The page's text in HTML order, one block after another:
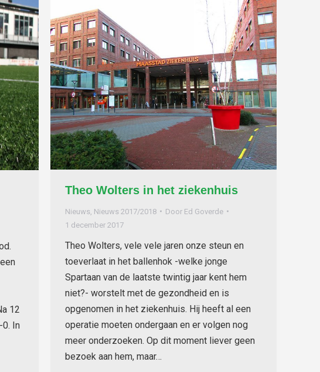
12
0. In
Theo Wolters in het ziekenhuis
Nieuws Nieuws 2017/2018 Door Ed Goverde
1 december 2017
Theo Wolters, vele vele jaren onze steun en
toeverlaat in het ballenhok -welke jonge
Spartaan van de laatste twintig jaar kent hem
niet?- worstelt met de gezondheid en is
opgenomen in het ziekenhuis. Hij heeft al een
operatie moeten ondergaan en er volgen nog
meer onderzoeken. Op dit moment liever geen
bezoek aan hem, maar…